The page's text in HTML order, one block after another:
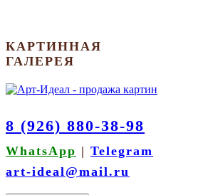
КАРТИННАЯ
ГАЛЕРЕЯ
8 (926) 880-38-98
WhatsApp | Telegram
art-ideal@mail.ru